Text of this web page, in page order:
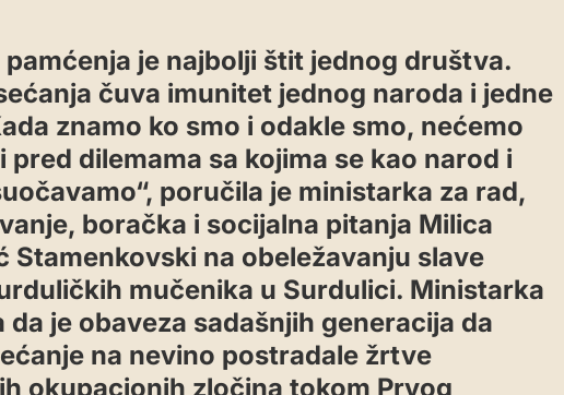
pamćenja je najbolji štit jednog društva.
čuva imunitet jednog naroda i jedne
znamo ko smo i odakle smo, nećemo
pred dilemama sa kojima se kao narod i
poručila je ministarka za rad,
boračka i socijalna pitanja Milica
Stamenkovski na obeležavanju slave
mučenika u Surdulici. Ministarka
da je obaveza sadašnjih generacija da
na nevino postradale žrtve
okupacionih zločina tokom Prvog